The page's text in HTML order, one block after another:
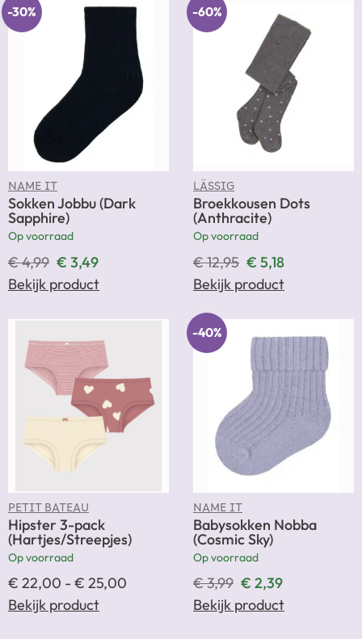
-30%
NAME IT
Sokken Jobbu (Dark
Sapphire)
Op voorraad
€4,99 € 3,49
Bekijk product
-60%
LÄSSIG
Broekkousen Dots
(Anthracite)
Op voorraad
€12,95 € 5,18
Bekijk product
PETIT BATEAU
Hipster 3-pack
(Hartjes/Streepjes)
Op voorraad
€ 22,00 - € 25,00
Bekijk product
-40%
NAME IT
Babysokken Nobba
(Cosmic Sky)
Op voorraad
€3,99 € 2,39
Bekijk product